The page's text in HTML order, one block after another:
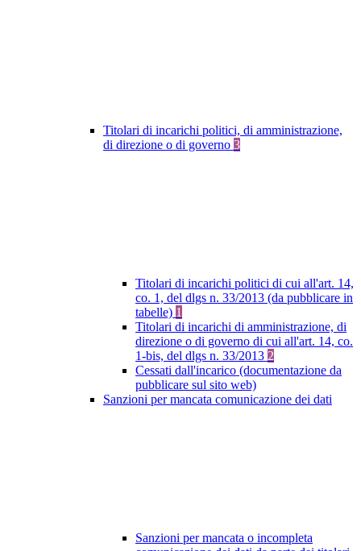
Titolari di incarichi politici, di amministrazione,
di direzione o di governo 3
Titolari di incarichi politici di cui all'art. 14,
co. 1, del dlgs n. 33/2013 (da pubblicare in
tabelle) 1
Titolari di incarichi di amministrazione, di
direzione o di governo di cui all'art. 14, co.
1-bis, del dlgs n. 33/2013 2
Cessati dall'incarico (documentazione da
pubblicare sul sito web)
Sanzioni per mancata comunicazione dei dati
Sanzioni per mancata o incompleta